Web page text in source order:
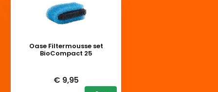
Oase Filtermousse set
BioCompact 25
€ 9,95